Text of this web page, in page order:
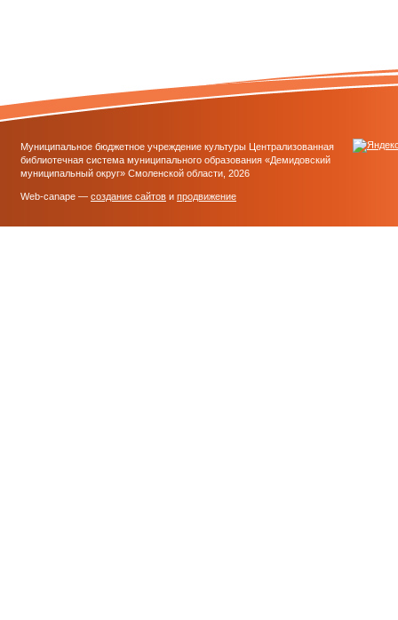
Муниципальное бюджетное учреждение культуры Централизованная
библиотечная система муниципального образования «Демидовский
муниципальный округ» Смоленской области, 2026
Web-canape — создание сайтов и продвижение